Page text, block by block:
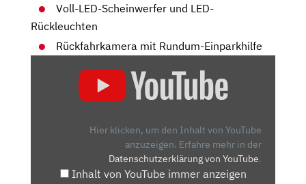
Voll-LED-Scheinwerfer und LED-
Rückleuchten
Rückfahrkamera mit Rundum-Einparkhilfe
Hier klicken, um den Inhalt von YouTube
anzuzeigen. Erfahre mehr in der
Datenschutzerklärung von YouTube.
Inhalt von YouTube immer anzeigen